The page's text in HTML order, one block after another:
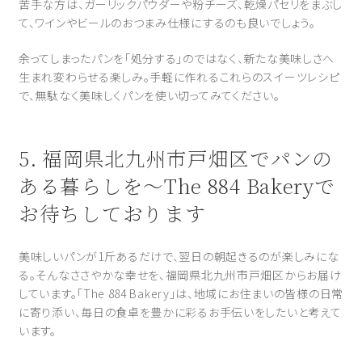
苦手な方は、ガーリックパウダーや粉チーズ、乾燥パセリをまぶし
て、ワインやビールのおつまみ仕様にするのも良いでしょう。
余ってしまったパンを「処分する」のではなく、新たな美味しさへ
生まれ変わらせる楽しみ。手軽に作れるこれらのスイーツレシピ
で、無駄なく美味しくパンを使い切ってみてください。
5. 福岡県北九州市戸畑区でパンの
ある暮らしを～The 884 Bakeryで
お待ちしております
美味しいパンが1斤あるだけで、翌日の朝起きるのが楽しみにな
る。そんなささやかな幸せを、福岡県北九州市戸畑区からお届け
しています。「The 884 Bakery」は、地域にお住まいの皆様の日常
に寄り添い、毎日の食卓を豊かに彩るお手伝いをしたいと考えて
います。